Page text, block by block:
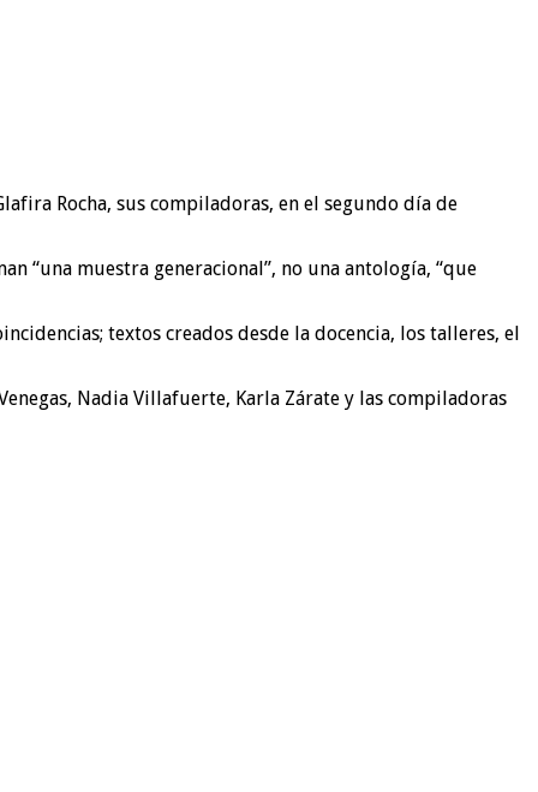
Rocha, sus compiladoras, en el segundo día de
“una muestra generacional”, no una antología, “que
textos creados desde la docencia, los talleres, el
Nadia Villafuerte, Karla Zárate y las compiladoras